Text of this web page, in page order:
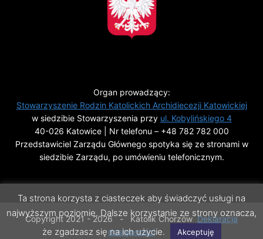
Organ prowadzący:
Stowarzyszenie Rodzin Katolickich Archidiecezji Katowickiej
w siedzibie Stowarzyszenia przy ul. Kobylińskiego 4
40-026 Katowice | Nr telefonu – +48 782 782 000
Przedstawiciel Zarządu Głównego spotyka się ze stronami w
siedzibie Zarządu, po umówieniu telefonicznym.
Copyright 2021 -2026- Katolik ChorzówDeklaracja
dostępności
Ta strona korzysta z ciasteczek aby świadczyć usługi na
najwyższym poziomie. Dalsze korzystanie ze strony oznacza,
że zgadzasz się na ich użycie.
Akceptuję